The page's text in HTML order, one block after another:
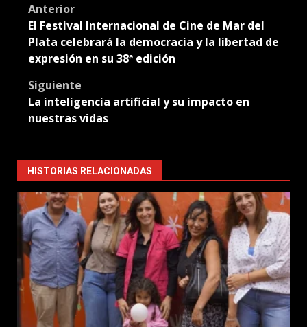
Post
navigation
Anterior
El Festival Internacional de Cine de Mar del
Plata celebrará la democracia y la libertad de
expresión en su 38ª edición
Siguiente
La inteligencia artificial y su impacto en
nuestras vidas
HISTORIAS RELACIONADAS